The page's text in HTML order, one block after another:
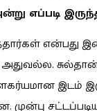
எப்படி
என்பது
அதுவல்ல.
இடம்